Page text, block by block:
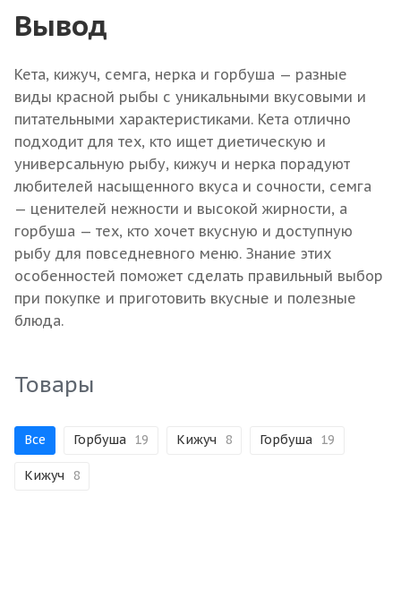
Вывод
Кета, кижуч, семга, нерка и горбуша — разные
виды красной рыбы с уникальными вкусовыми и
питательными характеристиками. Кета отлично
подходит для тех, кто ищет диетическую и
универсальную рыбу, кижуч и нерка порадуют
любителей насыщенного вкуса и сочности, семга
— ценителей нежности и высокой жирности, а
горбуша — тех, кто хочет вкусную и доступную
рыбу для повседневного меню. Знание этих
особенностей поможет сделать правильный выбор
при покупке и приготовить вкусные и полезные
блюда.
Товары
Все Горбуша 19 Кижуч 8 Горбуша 19
Кижуч 8